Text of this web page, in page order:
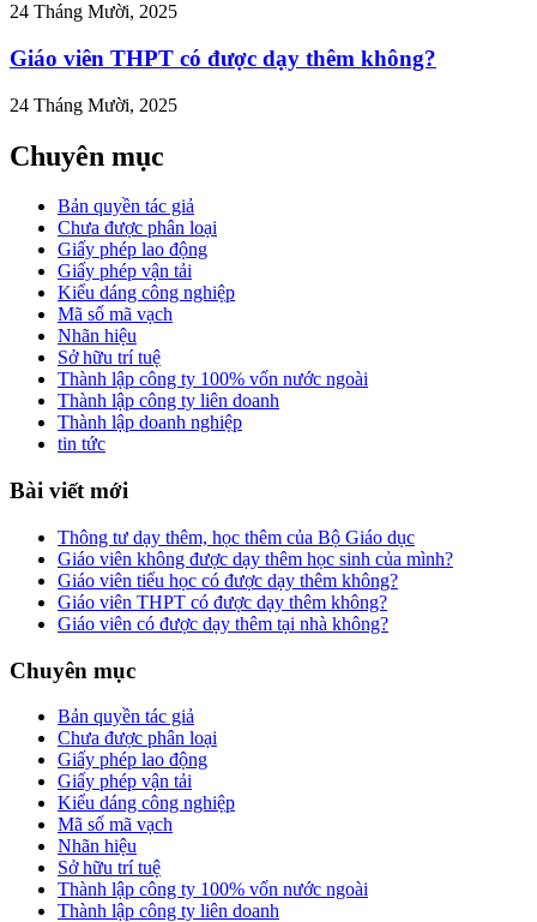
24 Tháng Mười, 2025
Giáo viên THPT có được dạy thêm không?
24 Tháng Mười, 2025
Chuyên mục
Bản quyền tác giả
Chưa được phân loại
Giấy phép lao động
Giấy phép vận tải
Kiểu dáng công nghiệp
Mã số mã vạch
Nhãn hiệu
Sở hữu trí tuệ
Thành lập công ty 100% vốn nước ngoài
Thành lập công ty liên doanh
Thành lập doanh nghiệp
tin tức
Bài viết mới
Thông tư dạy thêm, học thêm của Bộ Giáo dục
Giáo viên không được dạy thêm học sinh của mình?
Giáo viên tiểu học có được dạy thêm không?
Giáo viên THPT có được dạy thêm không?
Giáo viên có được dạy thêm tại nhà không?
Chuyên mục
Bản quyền tác giả
Chưa được phân loại
Giấy phép lao động
Giấy phép vận tải
Kiểu dáng công nghiệp
Mã số mã vạch
Nhãn hiệu
Sở hữu trí tuệ
Thành lập công ty 100% vốn nước ngoài
Thành lập công ty liên doanh